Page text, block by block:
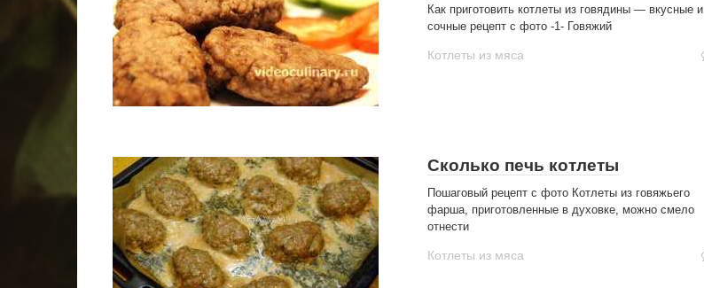
Как приготовить котлеты из говядины — вкусные и
сочные рецепт с фото -1- Говяжий
Котлеты из мяса
Сколько печь котлеты
Пошаговый рецепт с фото Котлеты из говяжьего
фарша, приготовленные в духовке, можно смело
отнести
Котлеты из мяса